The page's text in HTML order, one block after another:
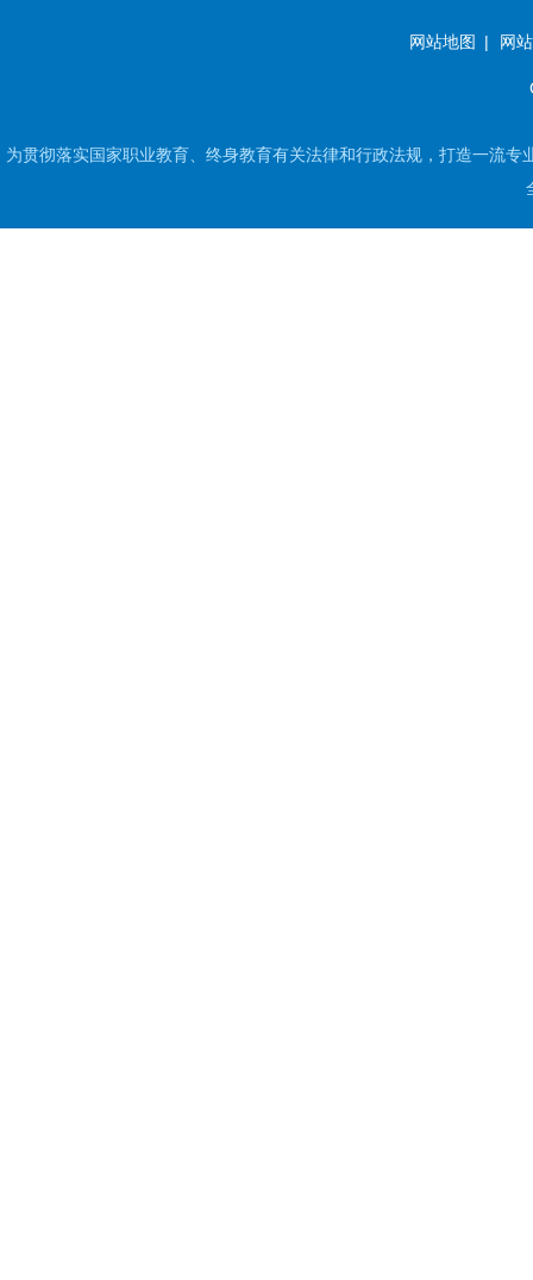
网站地图 网
为贯彻落实国家职业教育、终身教育有关法律和行政法规，打造一流